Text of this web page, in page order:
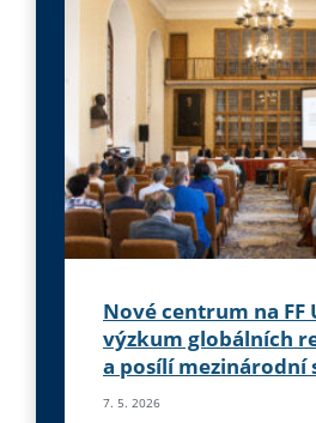
Nové centrum na FF
výzkum globálních
a posílí mezinárodní
7. 5. 2026